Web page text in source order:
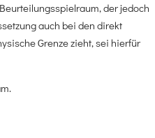
der jedoch
auch bei den direkt
Grenze zieht, sei hierfür